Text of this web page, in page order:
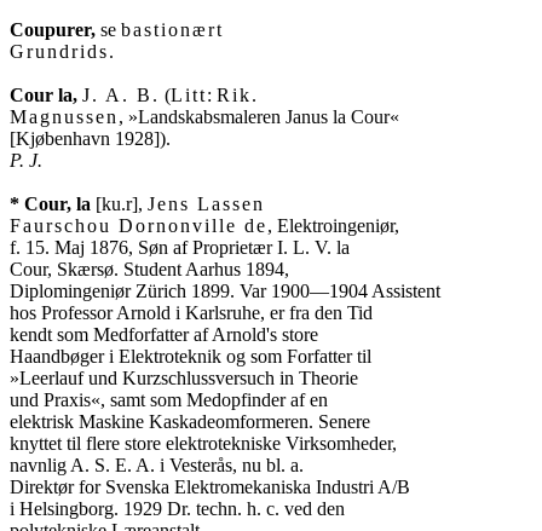
Coupurer, se bastionært
Grundrids.
Cour la, J. A. B. (Litt: Rik.
Magnussen , »Landskabsmaleren Janus la Cour«
P. J.
* Cour, la [ku.r], Jens Lassen
Faurschou Dornonville de, Elektroingeniør,
f. 15. Maj 1876, Søn af Proprietær I. L. V. la
Cour, Skærsø. Student Aarhus 1894,
Diplomingeniør Zürich 1899. Var 1900—1904 Assistent
hos Professor Arnold i Karlsruhe, er fra den Tid
kendt som Medforfatter af Arnold's store
Haandbøger i Elektroteknik og som Forfatter til
»Leerlauf und Kurzschlussversuch in Theorie
und Praxis«, samt som Medopfinder af en
elektrisk Maskine Kaskadeomformeren. Senere
knyttet til flere store elektrotekniske Virksomheder,
navnlig A. S. E. A. i Vesterås, nu bl. a.
Direktør for Svenska Elektromekaniska Industri A/B
i Helsingborg. 1929 Dr. techn. h. c. ved den